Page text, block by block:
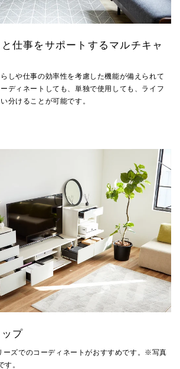
仕事をサポートするマルチキャ
しや仕事の効率性を考慮した機能が備えられて
ディネートしても、単独で使用しても、ライフ
分けることが可能です。
プ
ーズでのコーディネートがおすすめです。※写真
す。